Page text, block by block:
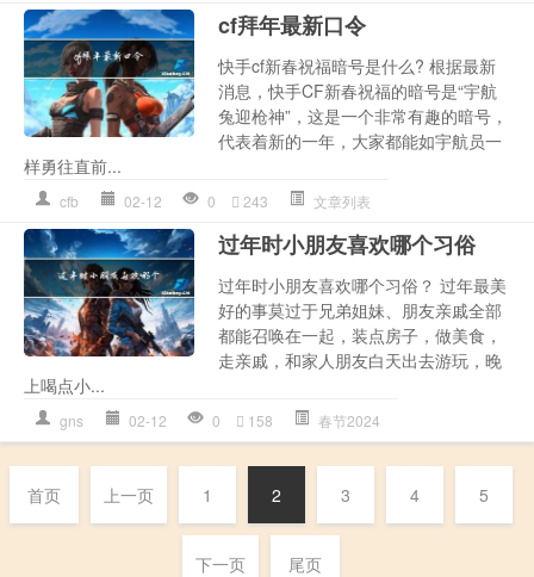
cf拜年最新口令
快手cf新春祝福暗号是什么? 根据最新
消息，快手CF新春祝福的暗号是“宇航
兔迎枪神”，这是一个非常有趣的暗号，
代表着新的一年，大家都能如宇航员一
样勇往直前...
cfb 02-12 0 243 文章列表
过年时小朋友喜欢哪个习俗
过年时小朋友喜欢哪个习俗？ 过年最美
好的事莫过于兄弟姐妹、朋友亲戚全部
都能召唤在一起，装点房子，做美食，
走亲戚，和家人朋友白天出去游玩，晚
上喝点小...
gns 02-12 0 158 春节2024
首页 上一页 1 2 3 4 5
下一页 尾页